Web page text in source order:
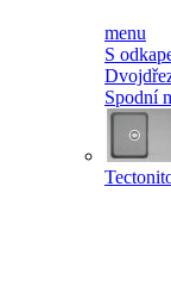
menu
S
Spodní